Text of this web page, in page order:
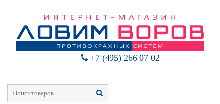
+7 (495) 266 07 02